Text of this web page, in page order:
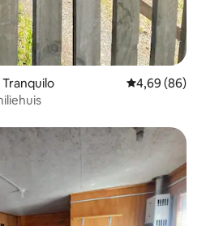
Gemiddelde
4,69 (86)